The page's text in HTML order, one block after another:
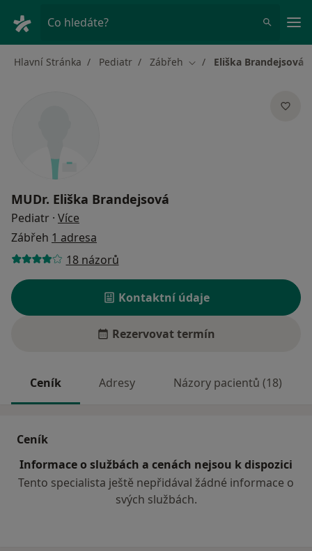
Co hledáte?
Hlavní Stránka Pediatr Zábřeh Změna města
Eliška Brandejsová
MUDr. Eliška Brandejsová
Pediatr · Více
Zábřeh 1 adresa
18 názorů
Kontaktní údaje
Rezervovat termín
Ceník Adresy Názory pacientů (18)
Ceník
Informace o službách a cenách nejsou k dispozici
Tento specialista ještě nepřidával žádné informace o
svých službách.